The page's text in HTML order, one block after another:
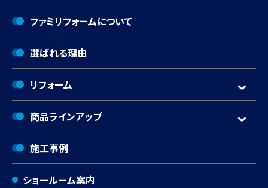
ファミリフォームについて
選ばれる理由
リフォーム
商品ラインアップ
施工事例
ショールーム案内